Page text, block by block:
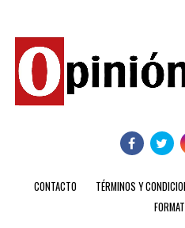
CONTACTO TÉRMINOS Y